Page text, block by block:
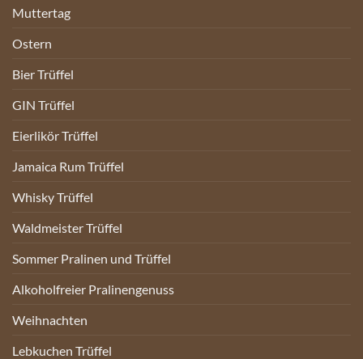
Muttertag
Ostern
Bier Trüffel
GIN Trüffel
Eierlikör Trüffel
Jamaica Rum Trüffel
Whisky Trüffel
Waldmeister Trüffel
Sommer Pralinen und Trüffel
Alkoholfreier Pralinengenuss
Weihnachten
Lebkuchen Trüffel